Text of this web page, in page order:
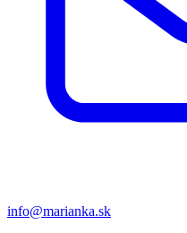
info@marianka.sk